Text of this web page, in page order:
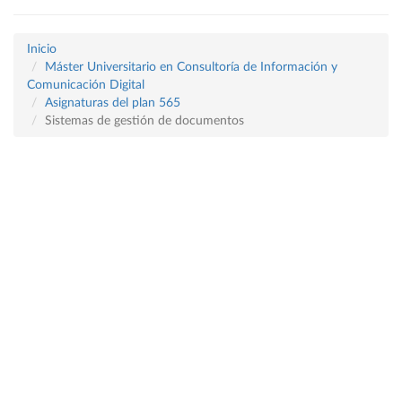
Inicio
Máster Universitario en Consultoría de Información y
Comunicación Digital
Asignaturas del plan 565
Sistemas de gestión de documentos